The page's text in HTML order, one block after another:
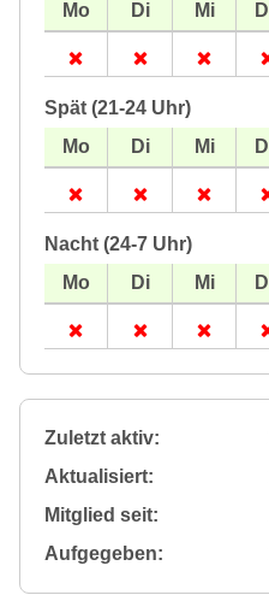
Spät (21-24 Uhr)
Nacht (24-7 Uhr)
Zuletzt aktiv:
Aktualisiert:
Mitglied seit:
Aufgegeben: